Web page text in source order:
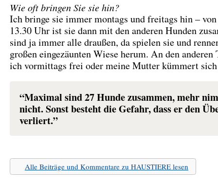
Wie oft bringen Sie sie hin?
Ich bringe sie immer montags und freitags hin –
13.30 Uhr ist sie dann mit den anderen Hunden
sind ja immer alle draußen, da spielen sie und
großen eingezäunten Wiese herum. An den anderen
ich vormittags frei oder meine Mutter kümmert
“Maximal sind 27 Hunde zusammen, mehr
nicht. Sonst besteht die Gefahr, dass er den
verliert.”
Alle Beiträge und Kommentare zu HAUSTIERE lesen